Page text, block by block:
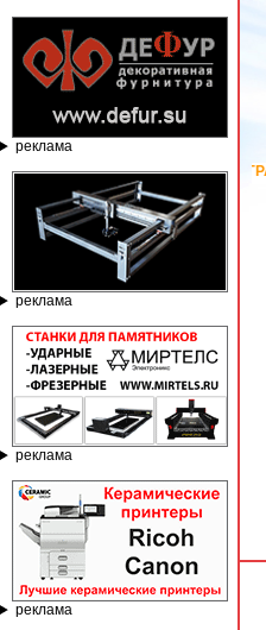
реклама
реклама
реклама
реклама
ГРАВЁР - ТЕЛЕФОН